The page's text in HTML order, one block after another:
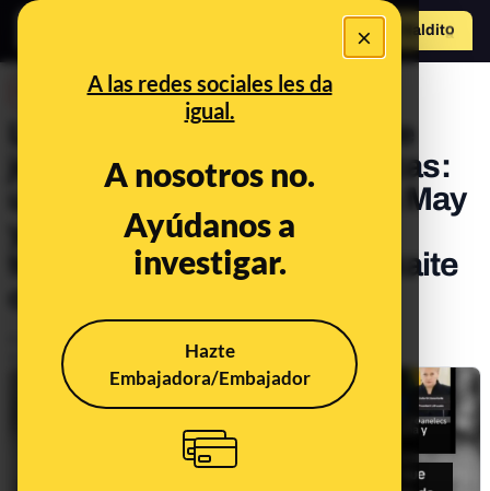
×
A las redes sociales les da
igual.
A nosotros no.
Ayúdanos a
investigar.
Hazte
Embajadora/Embajador
Hazte Maldito
La foto de Angela Merkel de
joven junto a otras dos chicas:
una de ellas no es Theresa May
y no hay pruebas de que la
tercera sea Dalia Grybauskaite
Publicado el
Actualizado el
May 20, 2025, 9:49:00 AM